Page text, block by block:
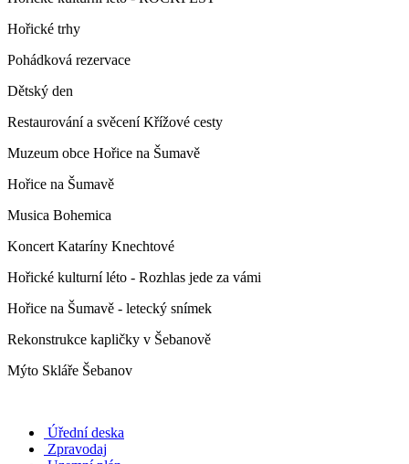
Hořické trhy
Pohádková rezervace
Dětský den
Restaurování a svěcení Křížové cesty
Muzeum obce Hořice na Šumavě
Hořice na Šumavě
Musica Bohemica
Koncert Kataríny Knechtové
Hořické kulturní léto - Rozhlas jede za vámi
Hořice na Šumavě - letecký snímek
Rekonstrukce kapličky v Šebanově
Mýto Skláře Šebanov
Úřední deska
Zpravodaj